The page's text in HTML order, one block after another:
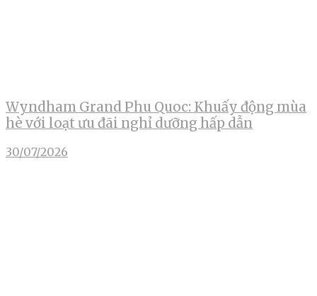
Wyndham Grand Phu Quoc: Khuấy động mùa
hè với loạt ưu đãi nghỉ dưỡng hấp dẫn
30/07/2026